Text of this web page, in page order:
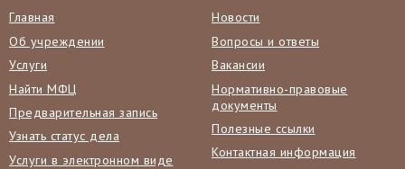
Главная
Об учреждении
Услуги
Найти МФЦ
Предварительная запись
Узнать статус дела
Услуги в электронном виде
Новости
Вопросы и ответы
Вакансии
Нормативно-правовые
документы
Полезные ссылки
Контактная информация